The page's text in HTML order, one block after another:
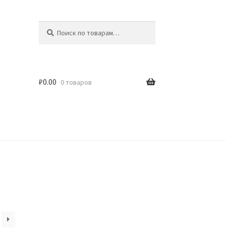
₽0.00 0 товаров